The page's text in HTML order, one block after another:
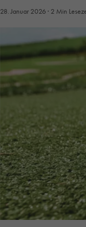
28. Januar 2026 · 2 Min